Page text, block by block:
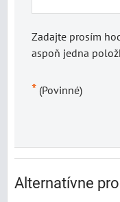
Zadajte prosím
aspoň jedna
* (Povinné)
Alternatívne